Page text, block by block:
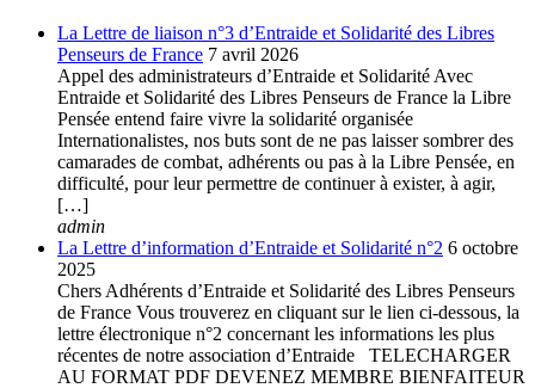
La Lettre de liaison n°3 d’Entraide et Solidarité des Libres
Penseurs de France 7 avril 2026
Appel des administrateurs d’Entraide et Solidarité Avec
Entraide et Solidarité des Libres Penseurs de France la Libre
Pensée entend faire vivre la solidarité organisée
Internationalistes, nos buts sont de ne pas laisser sombrer des
camarades de combat, adhérents ou pas à la Libre Pensée, en
difficulté, pour leur permettre de continuer à exister, à agir,
[…]
admin
La Lettre d’information d’Entraide et Solidarité n°2 6 octobre
2025
Chers Adhérents d’Entraide et Solidarité des Libres Penseurs
de France Vous trouverez en cliquant sur le lien ci-dessous, la
lettre électronique n°2 concernant les informations les plus
récentes de notre association d’Entraide TELECHARGER
AU FORMAT PDF DEVENEZ MEMBRE BIENFAITEUR